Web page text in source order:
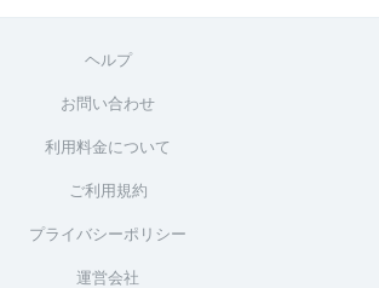
ヘルプ
お問い合わせ
利用料金について
ご利用規約
プライバシーポリシー
運営会社